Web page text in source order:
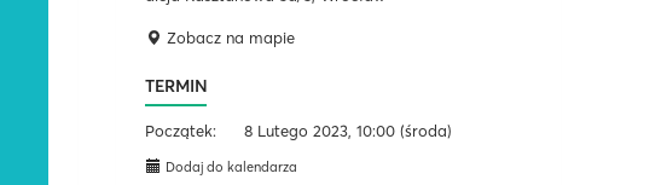
Zobacz na mapie
TERMIN
Początek: 8 Lutego 2023, 10:00 (środa)
Dodaj do kalendarza